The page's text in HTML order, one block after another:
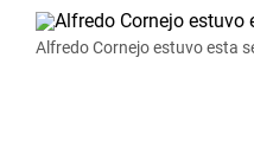
Alfredo Cornejo estuvo esta